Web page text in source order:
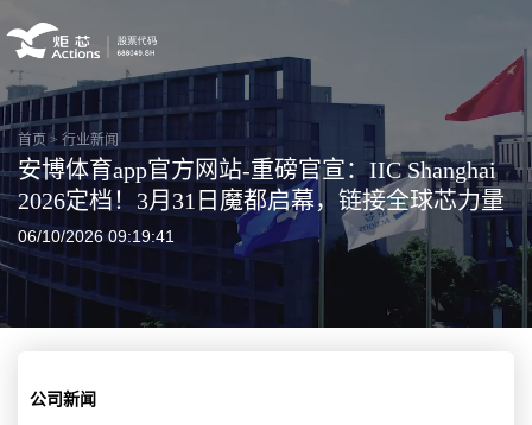
首页 > 行业新闻
安博体育app官方网站-重磅官宣：IIC Shanghai
2026定档！3月31日魔都启幕，链接全球芯力量
06/10/2026 09:19:41
公司新闻